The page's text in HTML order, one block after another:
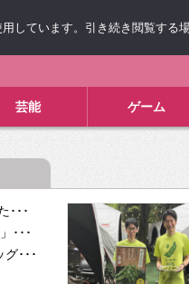
芸能 ゲーム
･･･
･･･
･･･
ています。引き続き閲覧する